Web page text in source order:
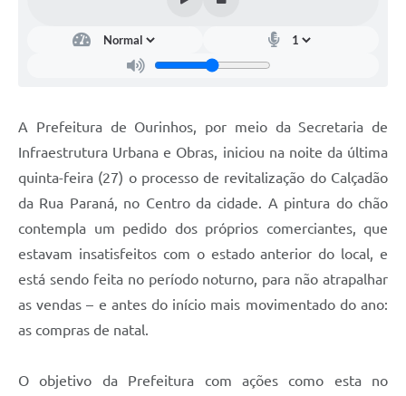
A Prefeitura de Ourinhos, por meio da Secretaria de
Infraestrutura Urbana e Obras, iniciou na noite da última
quinta-feira (27) o processo de revitalização do Calçadão
da Rua Paraná, no Centro da cidade. A pintura do chão
contempla um pedido dos próprios comerciantes, que
estavam insatisfeitos com o estado anterior do local, e
está sendo feita no período noturno, para não atrapalhar
as vendas – e antes do início mais movimentado do ano:
as compras de natal.
O objetivo da Prefeitura com ações como esta no